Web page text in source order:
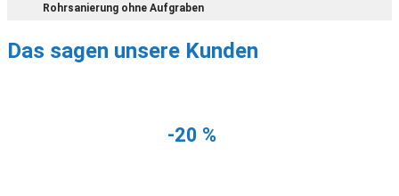
Rohrsanierung ohne Aufgraben
Das sagen unsere Kunden
-20 %